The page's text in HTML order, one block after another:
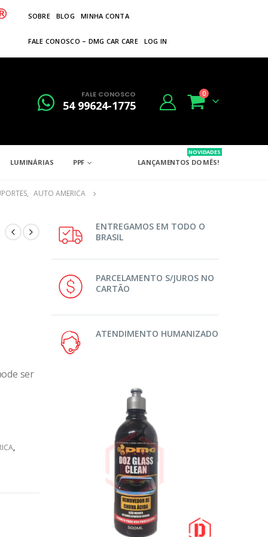
SOBRE BLOG MINHA CONTA
FALE CONOSCO – DMG CAR CARE LOG IN
FALE CONOSCO
54 99624-1775
0
LUMINÁRIAS PPF LANÇAMENTOS DO MÊS!
NOVIDADES
, AUTO AMERICA
ser
,
ENTREGAMOS EM TODO O
BRASIL
PARCELAMENTO S/JUROS NO
CARTÃO
ATENDIMENTO HUMANIZADO